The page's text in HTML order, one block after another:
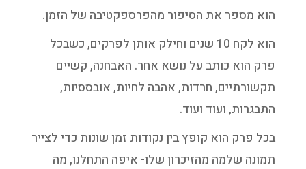
הוא מספר את הסיפור מהפרספקטיבה של הזמן.
הוא לקח 10 שנים וחילק אותן לפרקים, כשבכל
פרק הוא כותב על נושא אחר. האבחנה, קשיים
תקשורתיים, חרדות, אהבה לחיות, אובססיות,
התבגרות, ועוד ועוד.
בכל פרק הוא קופץ בין נקודות זמן שונות כדי לצייר
תמונה שלמה מהזיכרון שלו- איפה התחלנו, מה